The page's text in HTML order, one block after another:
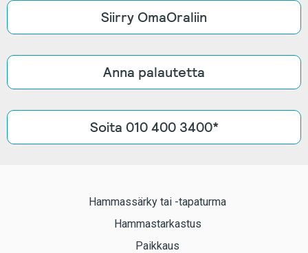
Siirry OmaOraliin
Anna palautetta
Soita 010 400 3400*
Hammassärky tai -tapaturma
Hammastarkastus
Paikkaus